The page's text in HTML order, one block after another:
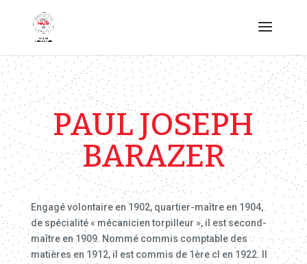
PAUL JOSEPH
BARAZER
Engagé volontaire en 1902, quartier-maître en 1904,
de spécialité « mécanicien torpilleur », il est second-
maître en 1909. Nommé commis comptable des
matières en 1912, il est commis de 1ère cl en 1922. Il